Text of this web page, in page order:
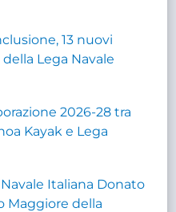
13 nuovi
Lega Navale
2026-28 tra
Kayak e Lega
Italiana Donato
Maggiore della